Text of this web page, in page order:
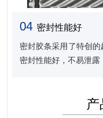
04 密封性能好
密封胶条采用了特创的
密封性能好，不易泄露
产